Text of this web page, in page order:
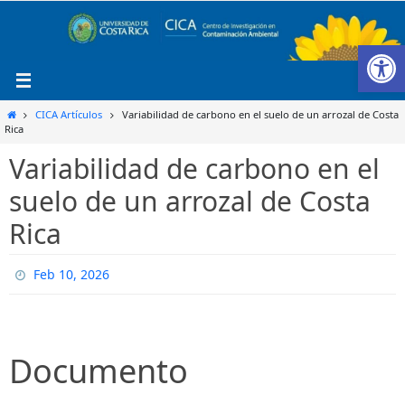
InicioCICA Artículos
Variabilidad de carbono en el suelo de un arrozal de Costa
Rica
Variabilidad de carbono en el
suelo de un arrozal de Costa
Rica
Feb 10, 2026
Documento